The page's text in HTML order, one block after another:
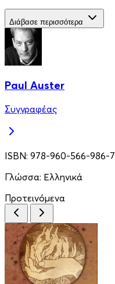
Διάβασε περισσότερα
Paul Auster
Συγγραφέας
ISBN: 978-960-566-986-7
Γλώσσα: Ελληνικά
Προτεινόμενα